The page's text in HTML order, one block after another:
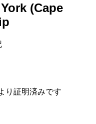
(Cape
り証明済みです